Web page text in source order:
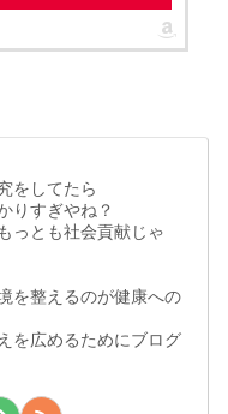
をしてたら
りすぎやね？
っとも社会貢献じゃ
を整えるのが健康への
を広めるためにブログ